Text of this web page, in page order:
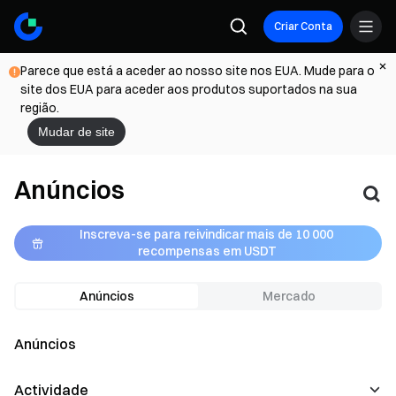
Criar Conta
Parece que está a aceder ao nosso site nos EUA. Mude para o
site dos EUA para aceder aos produtos suportados na sua
região.
Mudar de site
Anúncios
Inscreva-se para reivindicar mais de 10 000
recompensas em USDT
Anúncios Mercado
Anúncios
Actividade